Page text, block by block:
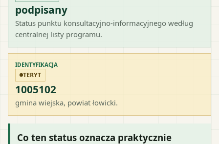
podpisany
Status punktu konsultacyjno-informacyjnego według
centralnej listy programu.
IDENTYFIKACJA
TERYT
1005102
gmina wiejska, powiat łowicki.
Co ten status oznacza praktycznie